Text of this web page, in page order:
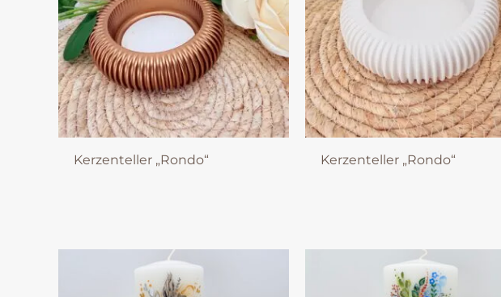
Kerzenteller „Rondo“ Kerzenteller „Rondo“